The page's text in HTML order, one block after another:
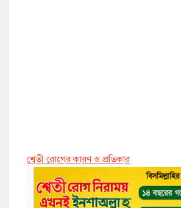
শ্বেতী রোগের কারণ ও প্রতিকার